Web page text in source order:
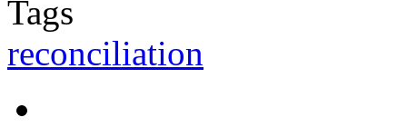
Tags
reconciliation